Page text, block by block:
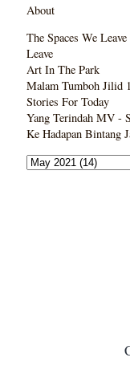
About
The Spaces We
Leave
Art In The Park
Malam Tumboh Jilid 1
Stories For Today
Yang Terindah MV -
Ke Hadapan Bintang